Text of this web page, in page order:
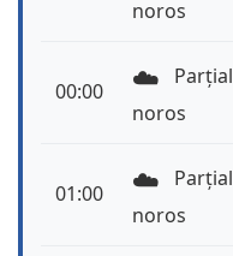
noros
00:00 ☁️
Parțial
noros
01:00 ☁️
Parțial
noros